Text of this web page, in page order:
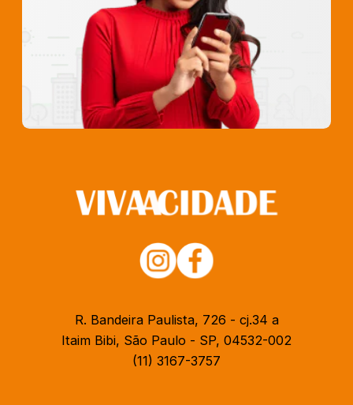
R. Bandeira Paulista, 726 - cj.34 a
Itaim Bibi, São Paulo - SP, 04532-002
(11) 3167-3757